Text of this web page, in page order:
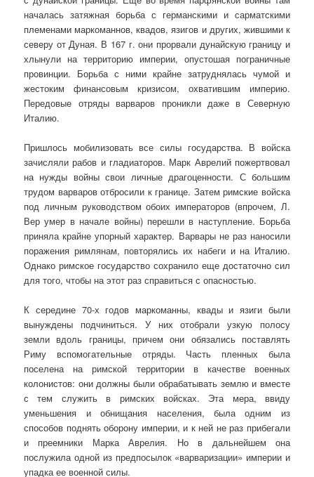
началась затяжная борьба с германскими и сарматскими
племенами маркоманнов, квадов, язигов и других, жившими к
северу от Дуная. В 167 г. они прорвали дунайскую границу и
хлынули на территорию империи, опустошая пограничные
провинции. Борьба с ними крайне затруднялась чумой и
жестоким финансовым кризисом, охватившим империю.
Передовые отряды варваров проникли даже в Северную
Италию.
Пришлось мобилизовать все силы государства. В войска
зачисляли рабов и гладиаторов. Марк Аврелий пожертвовал
на нужды войны свои личные драгоценности. С большим
трудом варваров отбросили к границе. Затем римские войска
под личным руководством обоих императоров (впрочем, Л.
Вер умер в начале войны) перешли в наступление. Борьба
приняла крайне упорный характер. Варвары не раз наносили
поражения римлянам, повторялись их набеги и на Италию.
Однако римское государство сохранило еще достаточно сил
для того, чтобы на этот раз справиться с опасностью.
К середине 70-х годов маркоманны, квады и язиги были
вынуждены подчиниться. У них отобрали узкую полосу
земли вдоль границы, причем они обязались поставлять
Риму вспомогательные отряды. Часть пленных была
поселена на римской территории в качестве военных
колонистов: они должны были обрабатывать землю и вместе
с тем служить в римских войсках. Эта мера, ввиду
уменьшения и обнищания населения, была одним из
способов поднять оборону империи, и к ней не раз прибегали
и преемники Марка Аврелия. Но в дальнейшем она
послужила одной из предпосылок «варваризации» империи и
упадка ее военной силы.